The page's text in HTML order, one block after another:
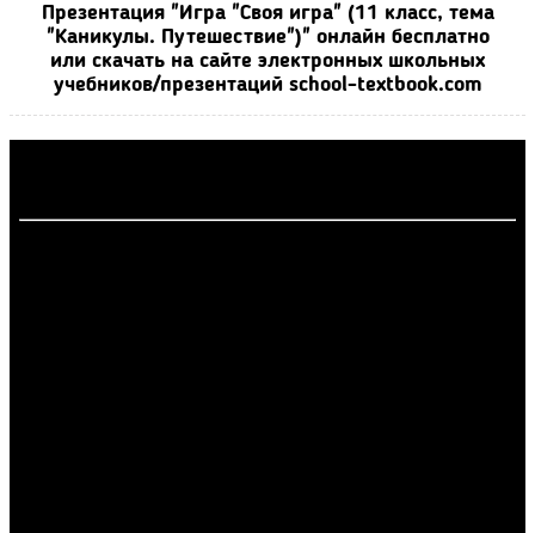
Презентация "Игра "Своя игра" (11 класс, тема
"Каникулы. Путешествие")" онлайн бесплатно
или скачать на сайте электронных школьных
учебников/презентаций school-textbook.com